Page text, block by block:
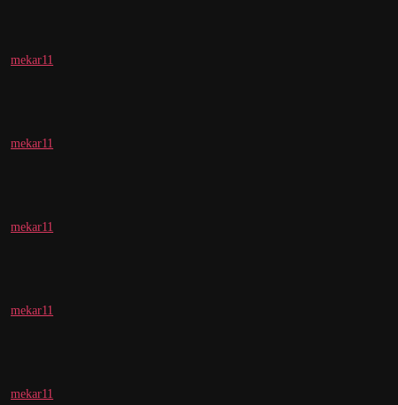
mekar11
mekar11
mekar11
mekar11
mekar11